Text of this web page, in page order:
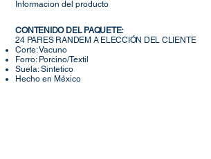
Informacion del producto
CONTENIDO DEL PAQUETE:
24 PARES RANDEM A ELECCIÓN DEL CLIENTE
Corte: Vacuno
Forro: Porcino/Textil
Suela: Sintetico
Hecho en México